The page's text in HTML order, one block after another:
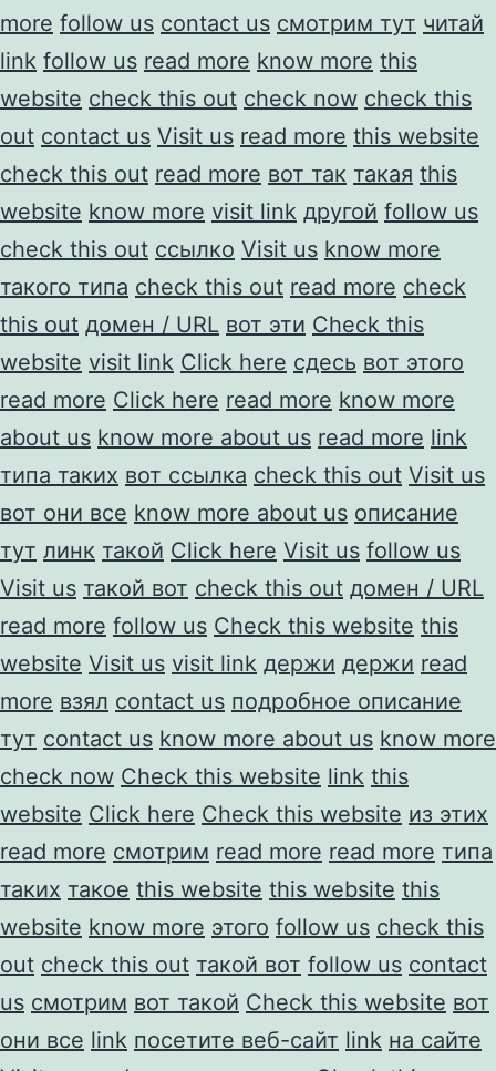
more follow us contact us смотрим тут читай
link follow us read more know more this
website check this out check now check this
out contact us Visit us read more this website
check this out read more вот так такая this
website know more visit link другой follow us
check this out ссылко Visit us know more
такого типа check this out read more check
this out домен / URL вот эти Check this
website visit link Click here сдесь вот этого
read more Click here read more know more
about us know more about us read more link
типа таких вот ссылка check this out Visit us
вот они все know more about us описание
тут линк такой Click here Visit us follow us
Visit us такой вот check this out домен / URL
read more follow us Check this website this
website Visit us visit link держи держи read
more взял contact us подробное описание
тут contact us know more about us know more
check now Check this website link this
website Click here Check this website из этих
read more смотрим read more read more типа
таких такое this website this website this
website know more этого follow us check this
out check this out такой вот follow us contact
us смотрим вот такой Check this website вот
они все link посетите веб-сайт link на сайте